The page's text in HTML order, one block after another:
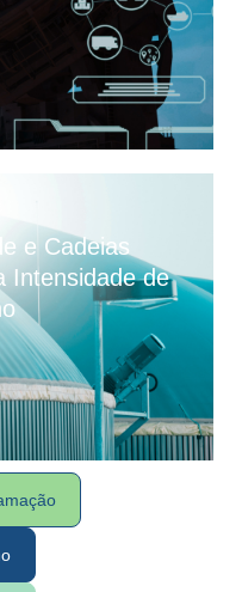
e Cadeias
Intensidade de